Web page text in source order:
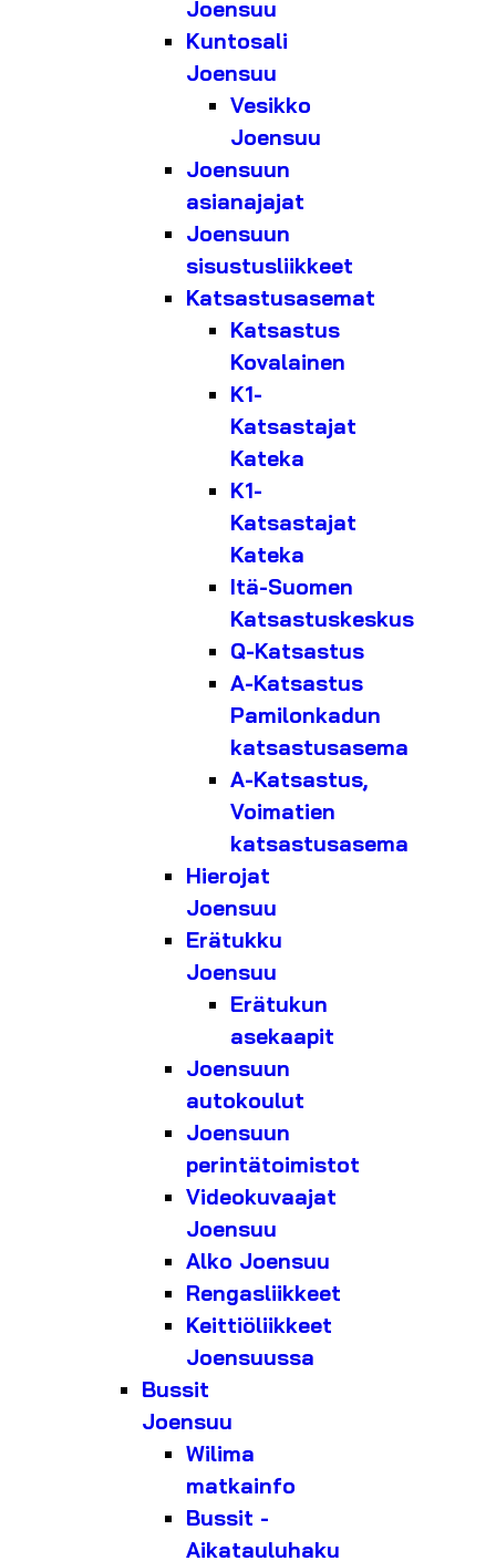
Joensuu
Kuntosali
Joensuu
Vesikko
Joensuu
Joensuun
asianajajat
Joensuun
sisustusliikkeet
Katsastusasemat
Katsastus
Kovalainen
K1-
Katsastajat
Kateka
K1-
Katsastajat
Kateka
Itä-Suomen
Katsastuskeskus
Q-Katsastus
A-Katsastus
Pamilonkadun
katsastusasema
A-Katsastus,
Voimatien
katsastusasema
Hierojat
Joensuu
Erätukku
Joensuu
Erätukun
asekaapit
Joensuun
autokoulut
Joensuun
perintätoimistot
Videokuvaajat
Joensuu
Alko Joensuu
Rengasliikkeet
Keittiöliikkeet
Joensuussa
Bussit
Joensuu
Wilima
matkainfo
Bussit -
Aikatauluhaku